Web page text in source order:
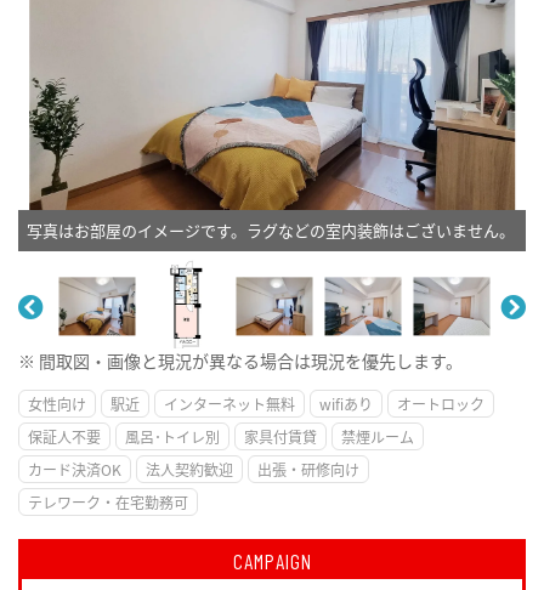
写真はお部屋のイメージです。ラグなどの室内装飾はございません。
※ 間取図・画像と現況が異なる場合は現況を優先します。
女性向け 駅近 インターネット無料 wifiあり
オートロック
保証人不要
風呂･トイレ別 家具付賃貸
禁煙ルーム
カード決済OK
法人契約歓迎
出張・研修向け
テレワーク・在宅勤務可
CAMPAIGN